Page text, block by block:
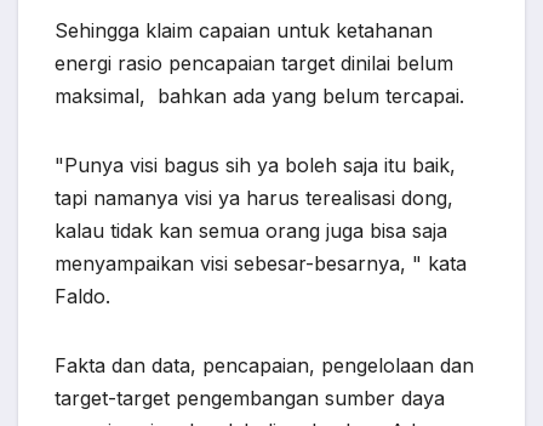
Sehingga klaim capaian untuk ketahanan
energi rasio pencapaian target dinilai belum
maksimal, bahkan ada yang belum tercapai.
"Punya visi bagus sih ya boleh saja itu baik,
tapi namanya visi ya harus terealisasi dong,
kalau tidak kan semua orang juga bisa saja
menyampaikan visi sebesar-besarnya, " kata
Faldo.
Fakta dan data, pencapaian, pengelolaan dan
target-target pengembangan sumber daya